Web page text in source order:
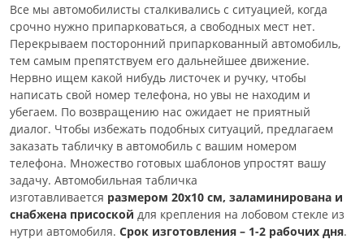
Все мы автомобилисты сталкивались с ситуацией, когда
срочно нужно припарковаться, а свободных мест нет.
Перекрываем посторонний припаркованный автомобиль,
тем самым препятствуем его дальнейшее движение.
Нервно ищем какой нибудь листочек и ручку, чтобы
написать свой номер телефона, но увы не находим и
убегаем. По возвращению нас ожидает не приятный
диалог. Чтобы избежать подобных ситуаций, предлагаем
заказать табличку в автомобиль с вашим номером
телефона. Множество готовых шаблонов упростят вашу
задачу. Автомобильная табличка
изготавливается размером 20х10 см, заламинирована и
снабжена присоской для крепления на лобовом стекле из
нутри автомобиля. Срок изготовления – 1-2 рабочих дня.